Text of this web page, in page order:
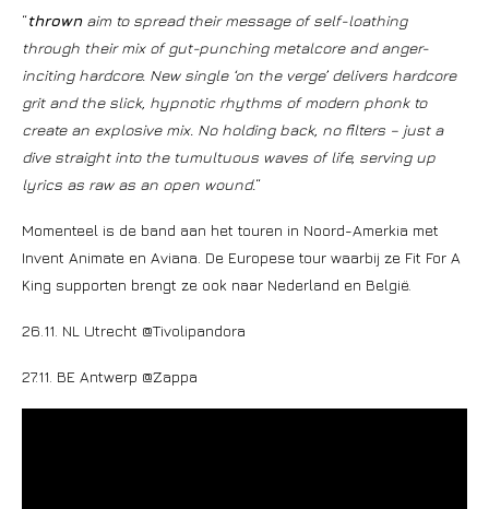
“thrownaim to spread their message of self-loathing
through their mix of gut-punching metalcore and anger-
inciting hardcore. New single ‘on the verge’ delivers hardcore
grit and the slick, hypnotic rhythms of modern phonk to
create an explosive mix. No holding back, no filters – just a
dive straight into the tumultuous waves of life, serving up
lyrics as raw as an open wound.“
Momenteel is de band aan het touren in Noord-Amerkia met
Invent Animate en Aviana. De Europese tour waarbij ze Fit For A
King supporten brengt ze ook naar Nederland en België.
26.11. NL Utrecht @Tivolipandora
27.11. BE Antwerp @Zappa